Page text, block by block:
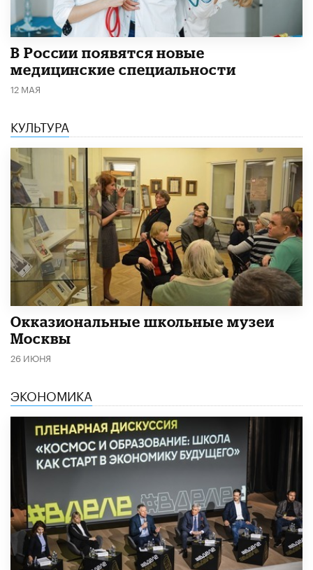
В России появятся новые
медицинские специальности
12 МАЯ
КУЛЬТУРА
​Окказиональные школьные музеи
Москвы
26 ИЮНЯ
ЭКОНОМИКА